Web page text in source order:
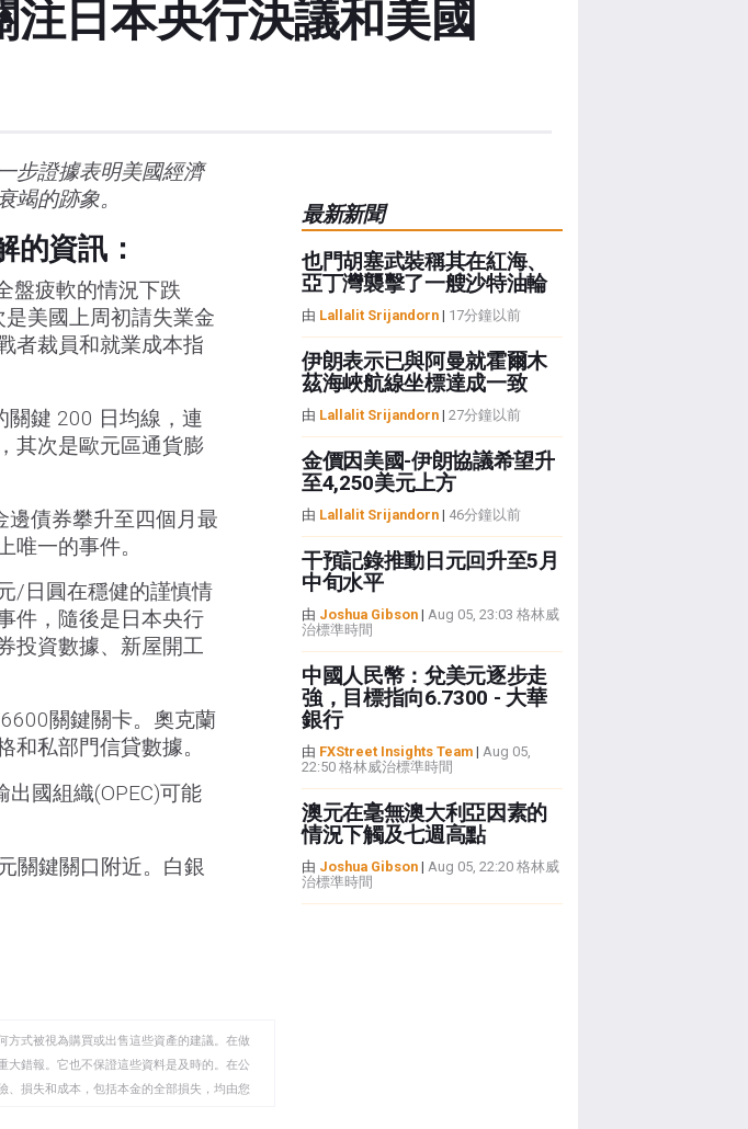
日本央行決議和美國
步證據表明美國經濟
的跡象。
的資訊：
盤疲軟的情況下跌
美國上周初請失業金
者裁員和就業成本指
關鍵 200 日均線，連
其次是歐元區通貨膨
債券攀升至四個月最
一的事件。
/日圓在穩健的謹慎情
件，隨後是日本央行
投資數據、新屋開工
關鍵關卡。奧克蘭
私部門信貸數據。
國組織(OPEC)可能
關鍵關口附近。白銀
方式被視為購買或出售這些資產的建議。在做
大錯報。它也不保證這些資料是及時的。在公
、損失和成本，包括本金的全部損失，均由您
最新新聞
也門胡塞武裝稱其在紅海、
亞丁灣襲擊了一艘沙特油輪
由 Lallalit Srijandorn| 17分鐘以前
伊朗表示已與阿曼就霍爾木
茲海峽航線坐標達成一致
由 Lallalit Srijandorn| 27分鐘以前
金價因美國-伊朗協議希望升
至4,250美元上方
由 Lallalit Srijandorn| 46分鐘以前
干預記錄推動日元回升至5月
中旬水平
由 Joshua Gibson| Aug 05, 23:03 格林威
治標準時間
中國人民幣：兌美元逐步走
強，目標指向6.7300 - 大華
銀行
由 FXStreet Insights Team| Aug 05,
22:50 格林威治標準時間
澳元在毫無澳大利亞因素的
情況下觸及七週高點
由 Joshua Gibson| Aug 05, 22:20 格林威
治標準時間